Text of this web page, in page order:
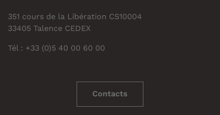
351 cours de la Libération CS10004
33405 Talence CEDEX
Tél : +33 (0)5 40 00 60 00
Contacts